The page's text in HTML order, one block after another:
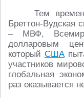
Тем
Бреттон-Вудская
– МВФ,
долларовым
который США
участников
глобальная
раз оказывается